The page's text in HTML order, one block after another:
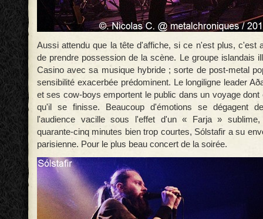
Aussi attendu que la tête d'affiche, si ce n'est plus, c'est
de prendre possession de la scène. Le groupe islandais
Casino avec sa musique hybride ; sorte de post-metal
sensibilité exacerbée prédominent. Le longiligne leader
et ses cow-boys emportent le public dans un voyage dont
qu'il se finisse. Beaucoup d'émotions se dégagent
l'audience vacille sous l'effet d'un « Farja »
quarante-cinq minutes bien trop courtes, Sólstafir a su
parisienne. Pour le plus beau concert de la soirée.